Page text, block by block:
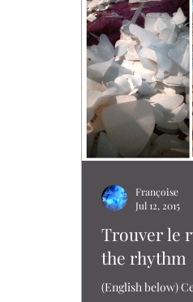
Trouver le
the rhythm
(English below)
Françoise
Jul 12, 2015